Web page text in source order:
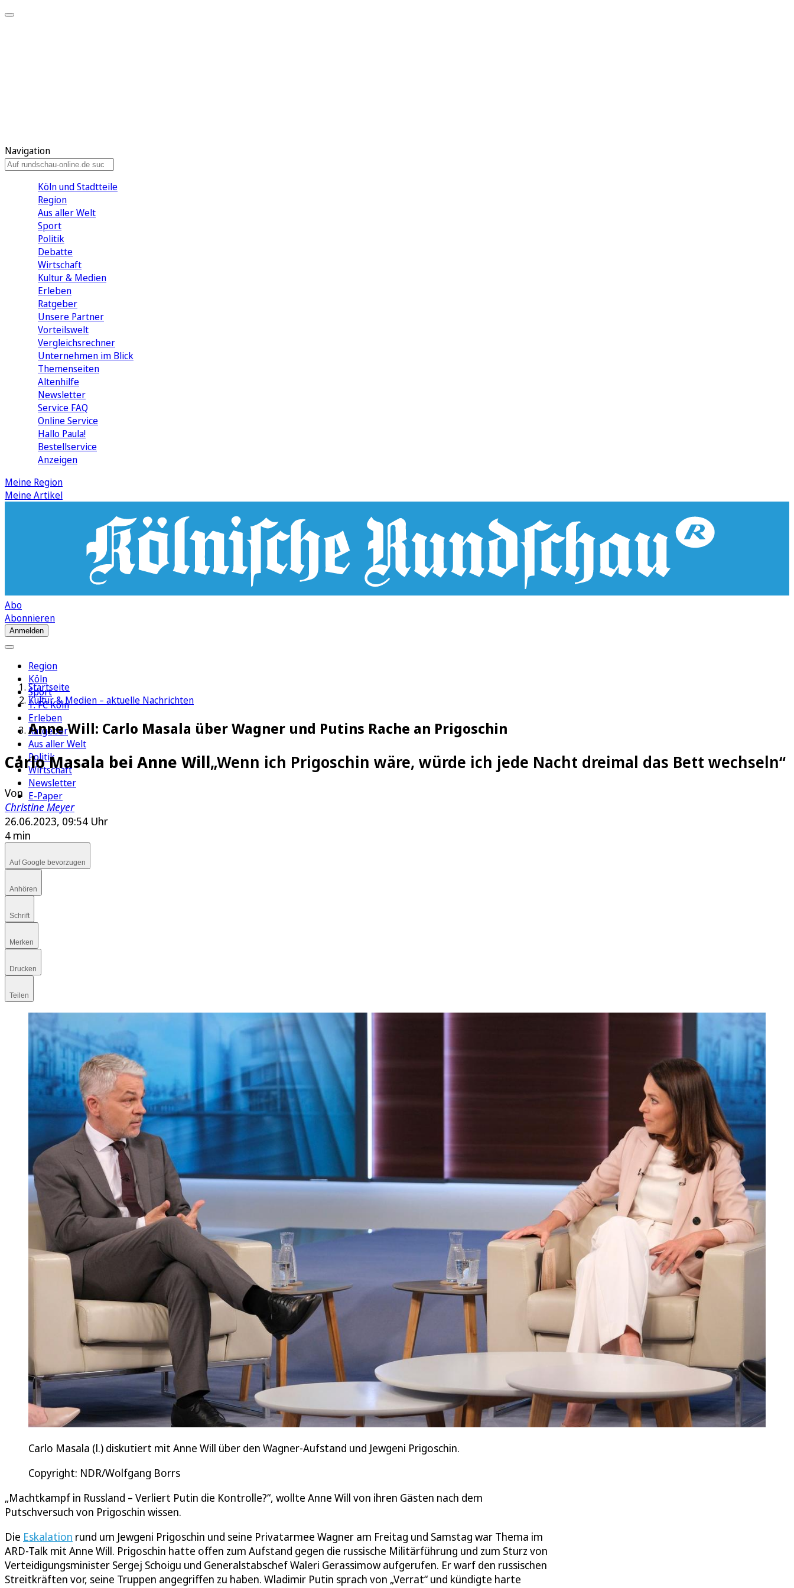
Navigation
Köln und Stadtteile
Region
Aus aller Welt
Sport
Politik
Debatte
Wirtschaft
Kultur & Medien
Erleben
Ratgeber
Unsere Partner
Vorteilswelt
Vergleichsrechner
Unternehmen im Blick
Themenseiten
Altenhilfe
Newsletter
Service FAQ
Online Service
Hallo Paula!
Bestellservice
Anzeigen
Meine Region
Meine Artikel
Abo
Abonnieren
Anmelden
Region
Köln
Sport
1. FC Köln
Erleben
Ratgeber
Aus aller Welt
Politik
Wirtschaft
Newsletter
E-Paper
Startseite
Kultur & Medien – aktuelle Nachrichten
Anne Will: Carlo Masala über Wagner und Putins Rache an Prigoschin
Carlo Masala bei Anne Will„Wenn ich Prigoschin wäre, würde ich jede Nacht dreimal das Bett wechseln“
Von
Christine Meyer
26.06.2023, 09:54 Uhr
4 min
Auf Google bevorzugen
Anhören
Schrift
Merken
Drucken
Teilen
Carlo Masala (l.) diskutiert mit Anne Will über den Wagner-Aufstand und Jewgeni Prigoschin.
Copyright: NDR/Wolfgang Borrs
„Machtkampf in Russland – Verliert Putin die Kontrolle?“, wollte Anne Will von ihren Gästen nach dem
Putschversuch von Prigoschin wissen.
Die Eskalation rund um Jewgeni Prigoschin und seine Privatarmee Wagner am Freitag und Samstag war Thema im
ARD-Talk mit Anne Will. Prigoschin hatte offen zum Aufstand gegen die russische Militärführung und zum Sturz von
Verteidigungsminister Sergej Schoigu und Generalstabschef Waleri Gerassimow aufgerufen. Er warf den russischen
Streitkräften vor, seine Truppen angegriffen zu haben. Wladimir Putin sprach von „Verrat“ und kündigte harte